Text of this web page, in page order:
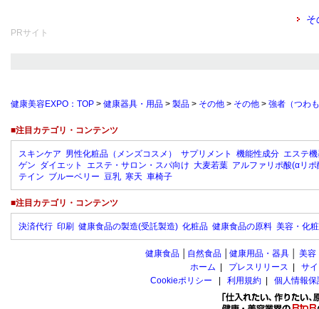
そ
PRサイト
健康美容EXPO：TOP > 健康器具・用品 > 製品 > その他 > その他 > 強者（つわ
■注目カテゴリ・コンテンツ
スキンケア 男性化粧品（メンズコスメ） サプリメント 機能性成分 エステ
ゲン ダイエット エステ・サロン・スパ向け 大麦若葉 アルファリポ酸(αリポ
テイン ブルーベリー 豆乳 寒天 車椅子
■注目カテゴリ・コンテンツ
決済代行 印刷 健康食品の製造(受託製造) 化粧品 健康食品の原料 美容・化
健康食品 自然食品 健康用品・器具 美容
ホーム
プレスリリース
サ
Cookieポリシー
利用規約 個人情報